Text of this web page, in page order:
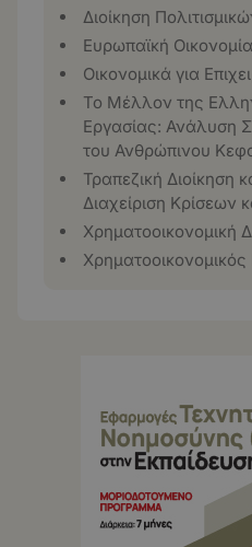
Διοίκηση
Ευρωπαϊκή
Οικονομικά για
Το Μέλλον της
Εργασίας: Ανάλυση
του Ανθρώπινου
Τραπεζική Διοίκηση
Διαχείριση Κρίσεων
Χρηματοοικονομική